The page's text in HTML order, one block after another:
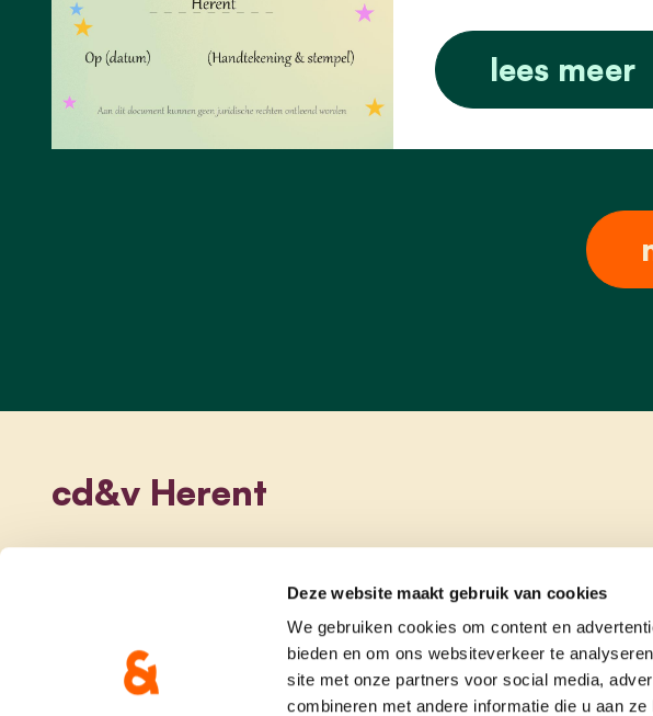
Deze website maakt gebruik van cookies
We gebruiken cookies om content en
bieden en om ons websiteverkeer te
site met onze partners voor social media,
combineren met andere informatie die u aan
lees meer
cd&v Herent